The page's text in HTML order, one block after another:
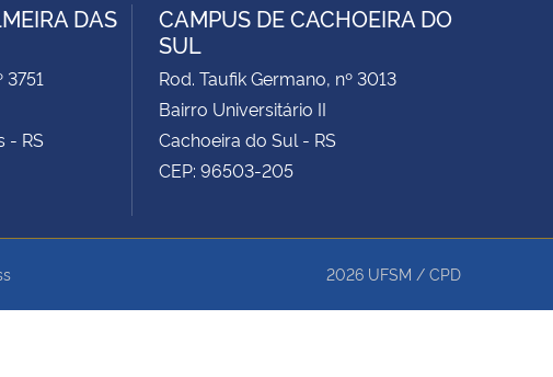
DAS
- RS
CAMPUS DE CACHOEIRA DO
SUL
Rod. Taufik Germano, nº 3013
Bairro Universitário II
Cachoeira do Sul - RS
CEP: 96503-205
2026 UFSM / CPD